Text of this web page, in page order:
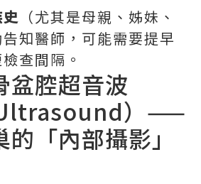
（尤其是母親、姊妹、
知醫師，可能需要提早
查間隔。
盆腔超音波
Ultrasound）——
「內部攝影」